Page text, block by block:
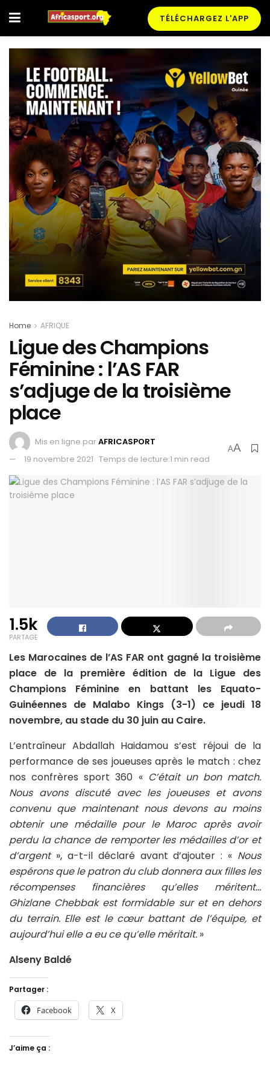
TÉLÉCHARGEZ L'APP
Home AFRIQUE
Ligue des Champions
Féminine : l’AS FAR
s’adjuge de la troisième
place
Mis en ligne parAFRICASPORT
19 novembre 2021 Temps de lecture:1 min read
AA
1.5k
PARTAGE
Les Marocaines de l’AS FAR ont gagné la troisième
place de la première édition de la Ligue des
Champions Féminine en battant les Equato-
Guinéennes de Malabo Kings (3-1) ce jeudi 18
novembre, au stade du 30 juin au Caire.
L’entraîneur Abdallah Haidamou s’est réjoui de la
performance de ses joueuses après le match : chez
nos confrères sport 360 « C’était un bon match.
Nous avons discuté avec les joueuses et avons
convenu que maintenant nous devons au moins
obtenir une médaille pour le Maroc après avoir
perdu la chance de remporter les médailles d’or et
d’argent», a-t-il déclaré avant d’ajouter : « Nous
espérons que le patron du club donnera aux filles les
récompenses financières qu’elles méritent…
Ghizlane Chebbak est formidable sur et en dehors
du terrain. Elle est le cœur battant de l’équipe, et
aujourd’hui elle a eu ce qu’elle méritait. »
Alseny Baldé
Partager :
Facebook X
J’aime ça :